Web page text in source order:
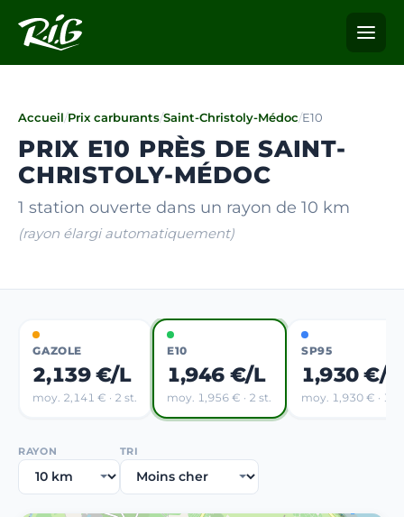
Accueil/Prix carburants/Saint-Christoly-Médoc/E10
PRIX E10 PRÈS DE SAINT-
CHRISTOLY-MÉDOC
1 station ouverte dans un rayon de 10 km
(rayon élargi automatiquement)
GAZOLE
2,139 €/L
moy. 2,141 € · 2 st.
E10
1,946 €/L
moy. 1,956 € · 2 st.
SP95
1,930 €/L
moy. 1,930 € · 1
RAYON TRI